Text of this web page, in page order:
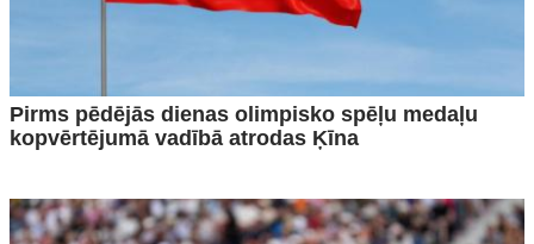
Pirms pēdējās dienas olimpisko spēļu medaļu
kopvērtējumā vadībā atrodas Ķīna